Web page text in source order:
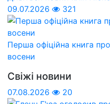
09.07.2026
321
Перша офіційна книга
восени
Свіжі новини
07.08.2026 20